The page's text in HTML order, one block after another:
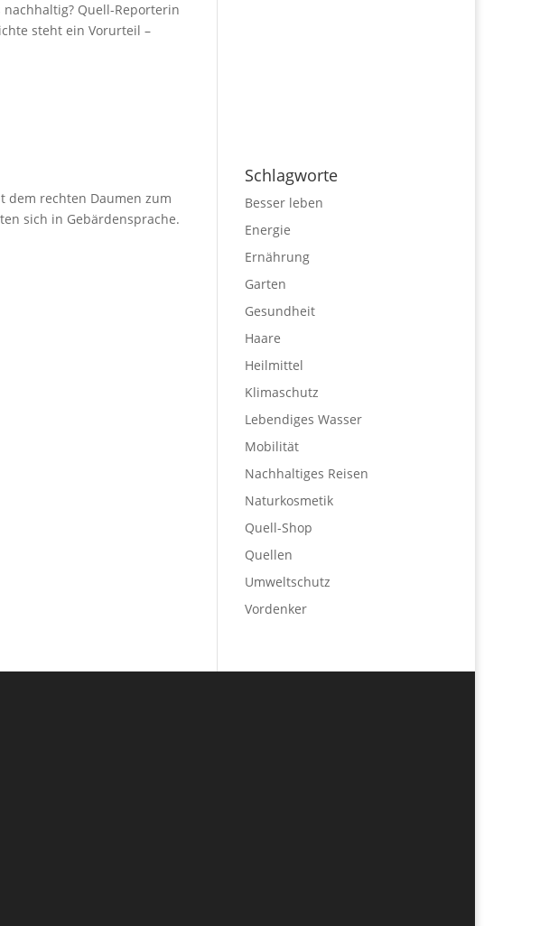
Quell-Reporterin
steht ein Vorurteil –
dem rechten Daumen zum
sich in Gebärdensprache.
Schlagworte
Besser leben
Energie
Ernährung
Garten
Gesundheit
Haare
Heilmittel
Klimaschutz
Lebendiges Wasser
Mobilität
Nachhaltiges Reisen
Naturkosmetik
Quell-Shop
Quellen
Umweltschutz
Vordenker